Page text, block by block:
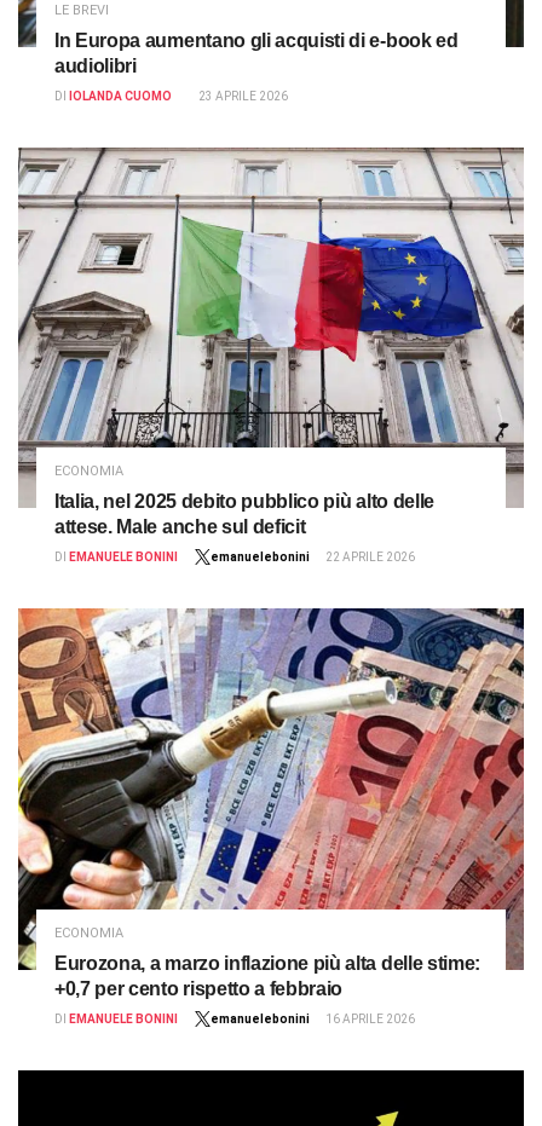
LE BREVI
In Europa aumentano gli acquisti di e-book ed
audiolibri
DI IOLANDA CUOMO 23 APRILE 2026
ECONOMIA
Italia, nel 2025 debito pubblico più alto delle
attese. Male anche sul deficit
DI EMANUELE BONINI emanuelebonini 22 APRILE 2026
ECONOMIA
Eurozona, a marzo inflazione più alta delle stime:
+0,7 per cento rispetto a febbraio
DI EMANUELE BONINI emanuelebonini 16 APRILE 2026